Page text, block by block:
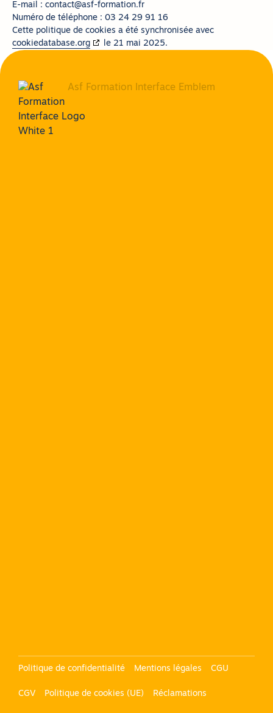
E-mail : contact@asf-formation.fr
Numéro de téléphone : 03 24 29 91 16
Cette politique de cookies a été synchronisée avec
cookiedatabase.org
le 21 mai 2025.
Politique de confidentialité Mentions légales CGU
CGV Politique de cookies (UE) Réclamations